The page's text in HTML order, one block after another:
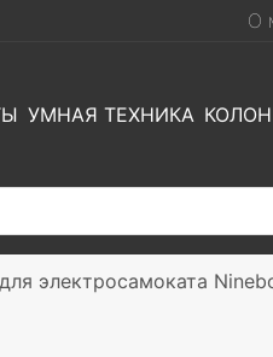
О
УМНАЯ ТЕХНИКА
электросамоката